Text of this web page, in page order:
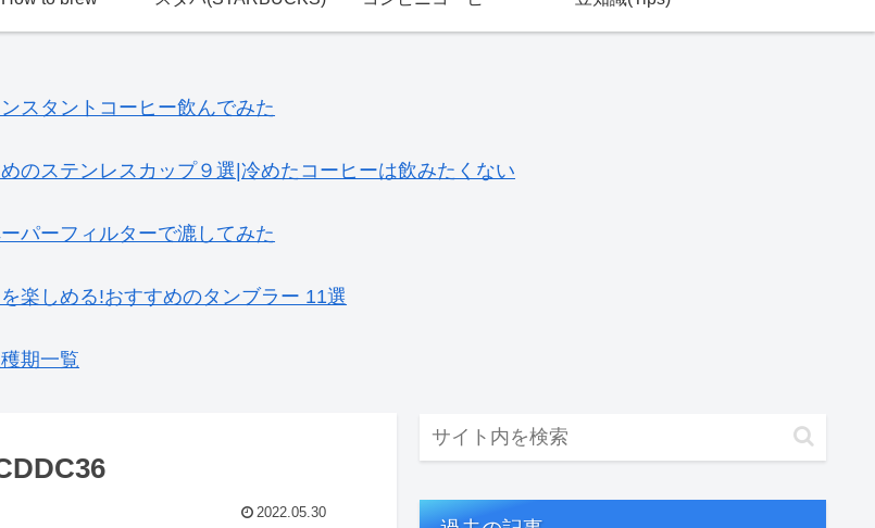
スタントコーヒー飲んでみた
めのステンレスカップ９選|冷めたコーヒーは飲みたくない
パーフィルターで漉してみた
楽しめる!おすすめのタンブラー 11選
期一覧
2022.05.30